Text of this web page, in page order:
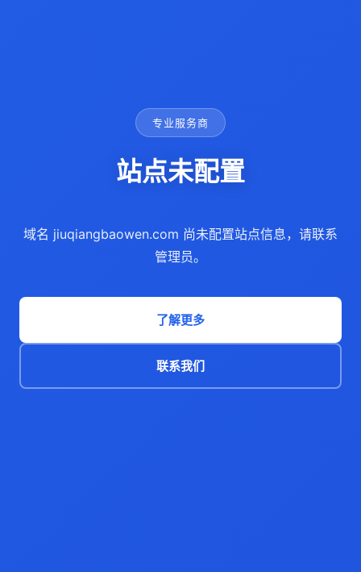
专业服务商
站点未配置
域名 jiuqiangbaowen.com 尚未配置站点信息，请联系
管理员。
了解更多
联系我们